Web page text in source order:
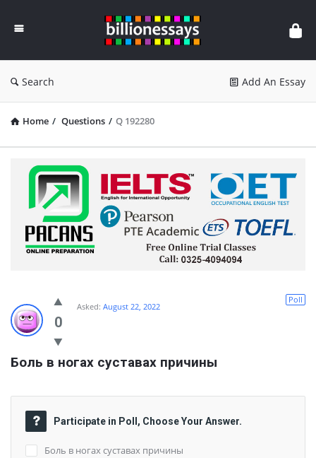
Essays
Search Add An Essay
Home / Questions / Q 192280
0
Poll
Asked: August 22, 2022
Боль в ногах суставах причины
Participate in Poll, Choose Your Answer.
Боль в ногах суставах причины